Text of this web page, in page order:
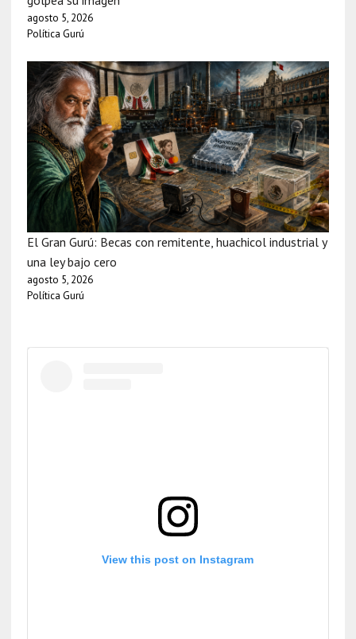
agosto 5, 2026
Política Gurú
El Gran Gurú: Becas con remitente, huachicol industrial y
una ley bajo cero
agosto 5, 2026
Política Gurú
View this post on Instagram